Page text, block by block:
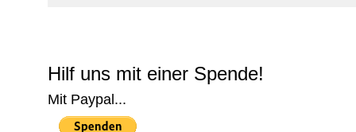
Hilf uns mit einer Spende!
Mit Paypal...